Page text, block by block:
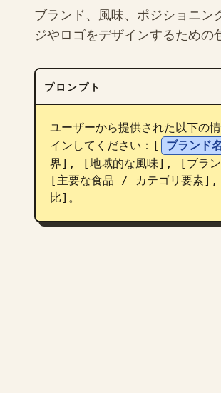
ブランド、風味、ポジショニン
ジやロゴをデザインするための
プロンプト
ユーザーから提供された以下の
インしてください：[
ブランド
界], [地域的な風味], [ブラン
[主要な食品 / カテゴリ要素
比]。